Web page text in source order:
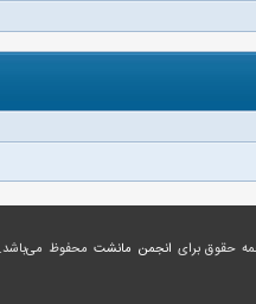
انجمن مانشت محفوظ